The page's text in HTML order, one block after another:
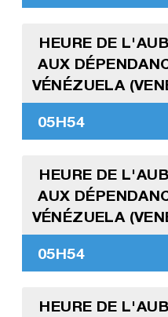
HEURE DE
AUX
VÉNÉZUELA
05H54
HEURE DE
AUX
VÉNÉZUELA
05H54
HEURE DE